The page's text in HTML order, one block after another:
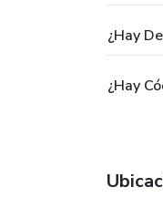
¿Hay
¿Hay